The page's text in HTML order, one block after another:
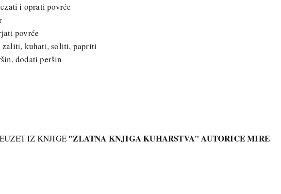
i oprati povrće
povrće
zaliti, kuhati, soliti, papriti
dodati peršin
IZ KNJIGE "ZLATNA KNJIGA KUHARSTVA" AUTORICE MIRE